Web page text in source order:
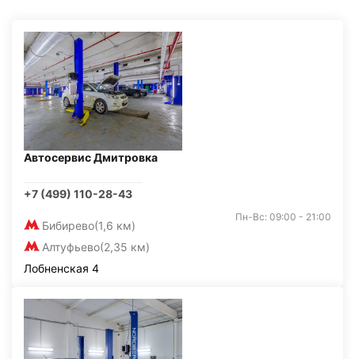
Автосервис Дмитровка
+7 (499) 110-28-43
Бибирево(1,6 км)
Алтуфьево(2,35 км)
Пн-Вс: 09:00 - 21:00
Лобненская 4